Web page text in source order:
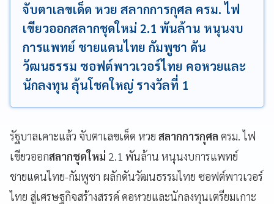
จับตาเลขเด็ด หวย สลากการกุศล ครม. ไฟ
เขียวออกสลากชุดใหม่ 2.1 พันล้าน หนุนงบ
การแพทย์ ชายแดนไทย กัมพูชา ดัน
วัฒนธรรม ซอฟต์พาวเวอร์ไทย คอหวยและ
นักลงทุน ลุ้นโชคใหญ่ รางวัลที่ 1
รัฐบาลเคาะแล้ว จับตาเลขเด็ด หวย สลากการกุศล ครม. ไฟ
เขียวออกสลากชุดใหม่ 2.1 พันล้าน หนุนงบการแพทย์
ชายแดนไทย-กัมพูชา ผลักดันวัฒนธรรมไทย ซอฟต์พาวเวอร์
ไทย สู่เศรษฐกิจสร้างสรรค์ คอหวยและนักลงทุนเตรียมเกาะ